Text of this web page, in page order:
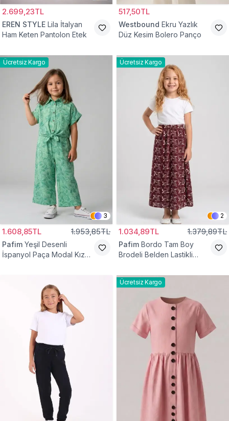
2.699,23TL
EREN STYLE Lila İtalyan
Ham Keten Pantolon Etek
517,50TL
Westbound Ekru Yazlık
Düz Kesim Bolero Panço
Ücretsiz Kargo
3
1.608,85TL 1.953,85TL
Pafim Yeşil Desenli
İspanyol Paça Modal Kız
Ücretsiz Kargo
2
1.034,89TL 1.379,89TL
Pafim Bordo Tam Boy
Brodeli Belden Lastikli
Ücretsiz Kargo